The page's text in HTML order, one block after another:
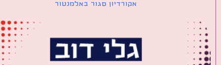
אקורדיון סגור באלמנטור